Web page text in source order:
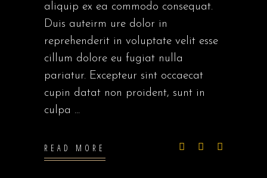
aliquip ex ea commodo consequat.
Duis auteirm ure dolor in
reprehenderit in voluptate velit esse
cillum dolore eu fugiat nulla
pariatur. Excepteur sint occaecat
cupin datat non proident, sunt in
culpa
READ MORE